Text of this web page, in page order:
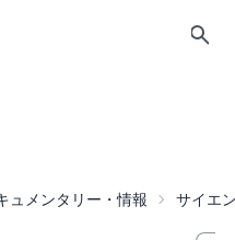
ュメンタリー・情報 サイエ